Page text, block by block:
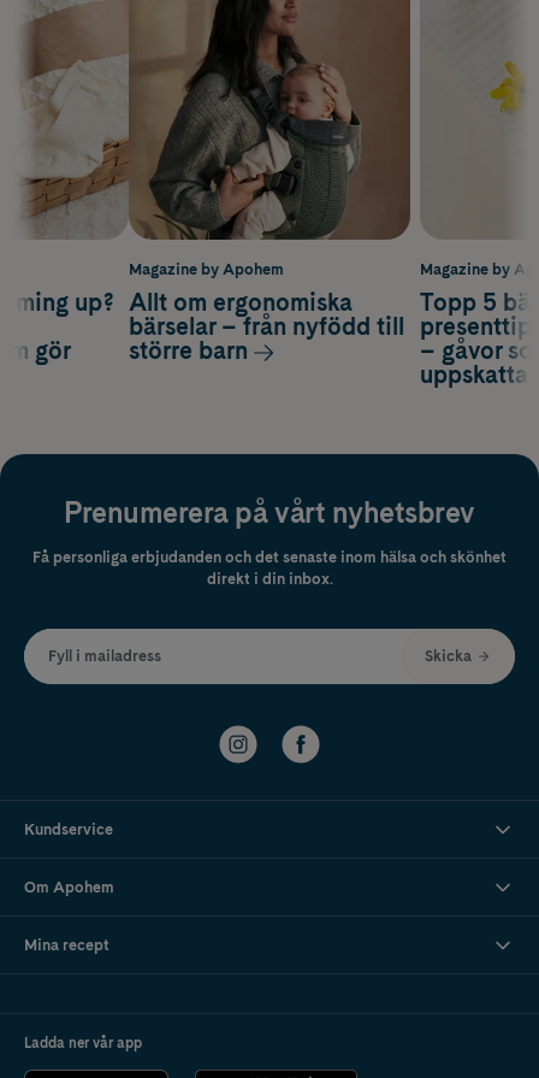
Magazine by
Topp 5
– gåvor
up?
gör
Magazine by Apohem
Allt om ergonomiska
bärselar – från nyfödd till
större barn
Prenumerera på vårt nyhetsbrev
Få personliga erbjudanden och det senaste inom hälsa och skönhet
direkt i din inbox.
Fyll i mailadress Skicka
Kundservice
Om Apohem
Mina recept
Ladda ner vår app